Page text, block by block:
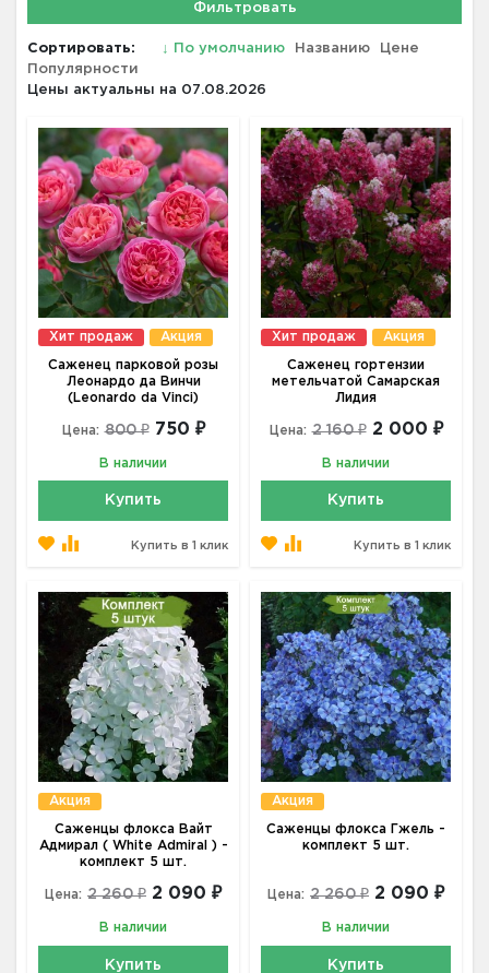
Фильтровать
Сортировать: ↓ По умолчанию Названию
Цене
Популярности
Цены актуальны на 07.08.2026
Хит продаж Акция
Саженец парковой розы
Леонардо да Винчи
(Leonardo da Vinci)
Цена: 800 ₽ 750 ₽
В наличии
Купить
Купить в 1 клик
Хит продаж Акция
Саженец гортензии
метельчатой Самарская
Лидия
Цена: 2 160 ₽ 2 000 ₽
В наличии
Купить
Купить в 1 клик
Акция
Саженцы флокса Вайт
Адмирал ( White Admiral ) -
комплект 5 шт.
Цена: 2 260 ₽ 2 090 ₽
В наличии
Купить
Акция
Саженцы флокса Гжель -
комплект 5 шт.
Цена: 2 260 ₽ 2 090 ₽
В наличии
Купить